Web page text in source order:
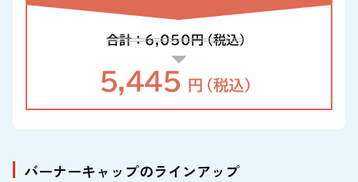
合計：6,050円（税込）
5,445 円（税込）
バーナーキャップのラインアップ